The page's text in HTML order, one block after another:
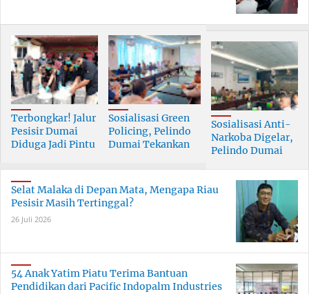
Terbongkar! Jalur
Pesisir Dumai
Diduga Jadi Pintu
Skala Besar
Sosialisasi Green
Policing, Pelindo
Dumai Tekankan
Bersama
Sosialisasi Anti-
Narkoba Digelar,
Pelindo Dumai
Selat Malaka di Depan Mata, Mengapa Riau
Pesisir Masih Tertinggal?
26 Juli 2026
54 Anak Yatim Piatu Terima Bantuan
Pendidikan dari Pacific Indopalm Industries